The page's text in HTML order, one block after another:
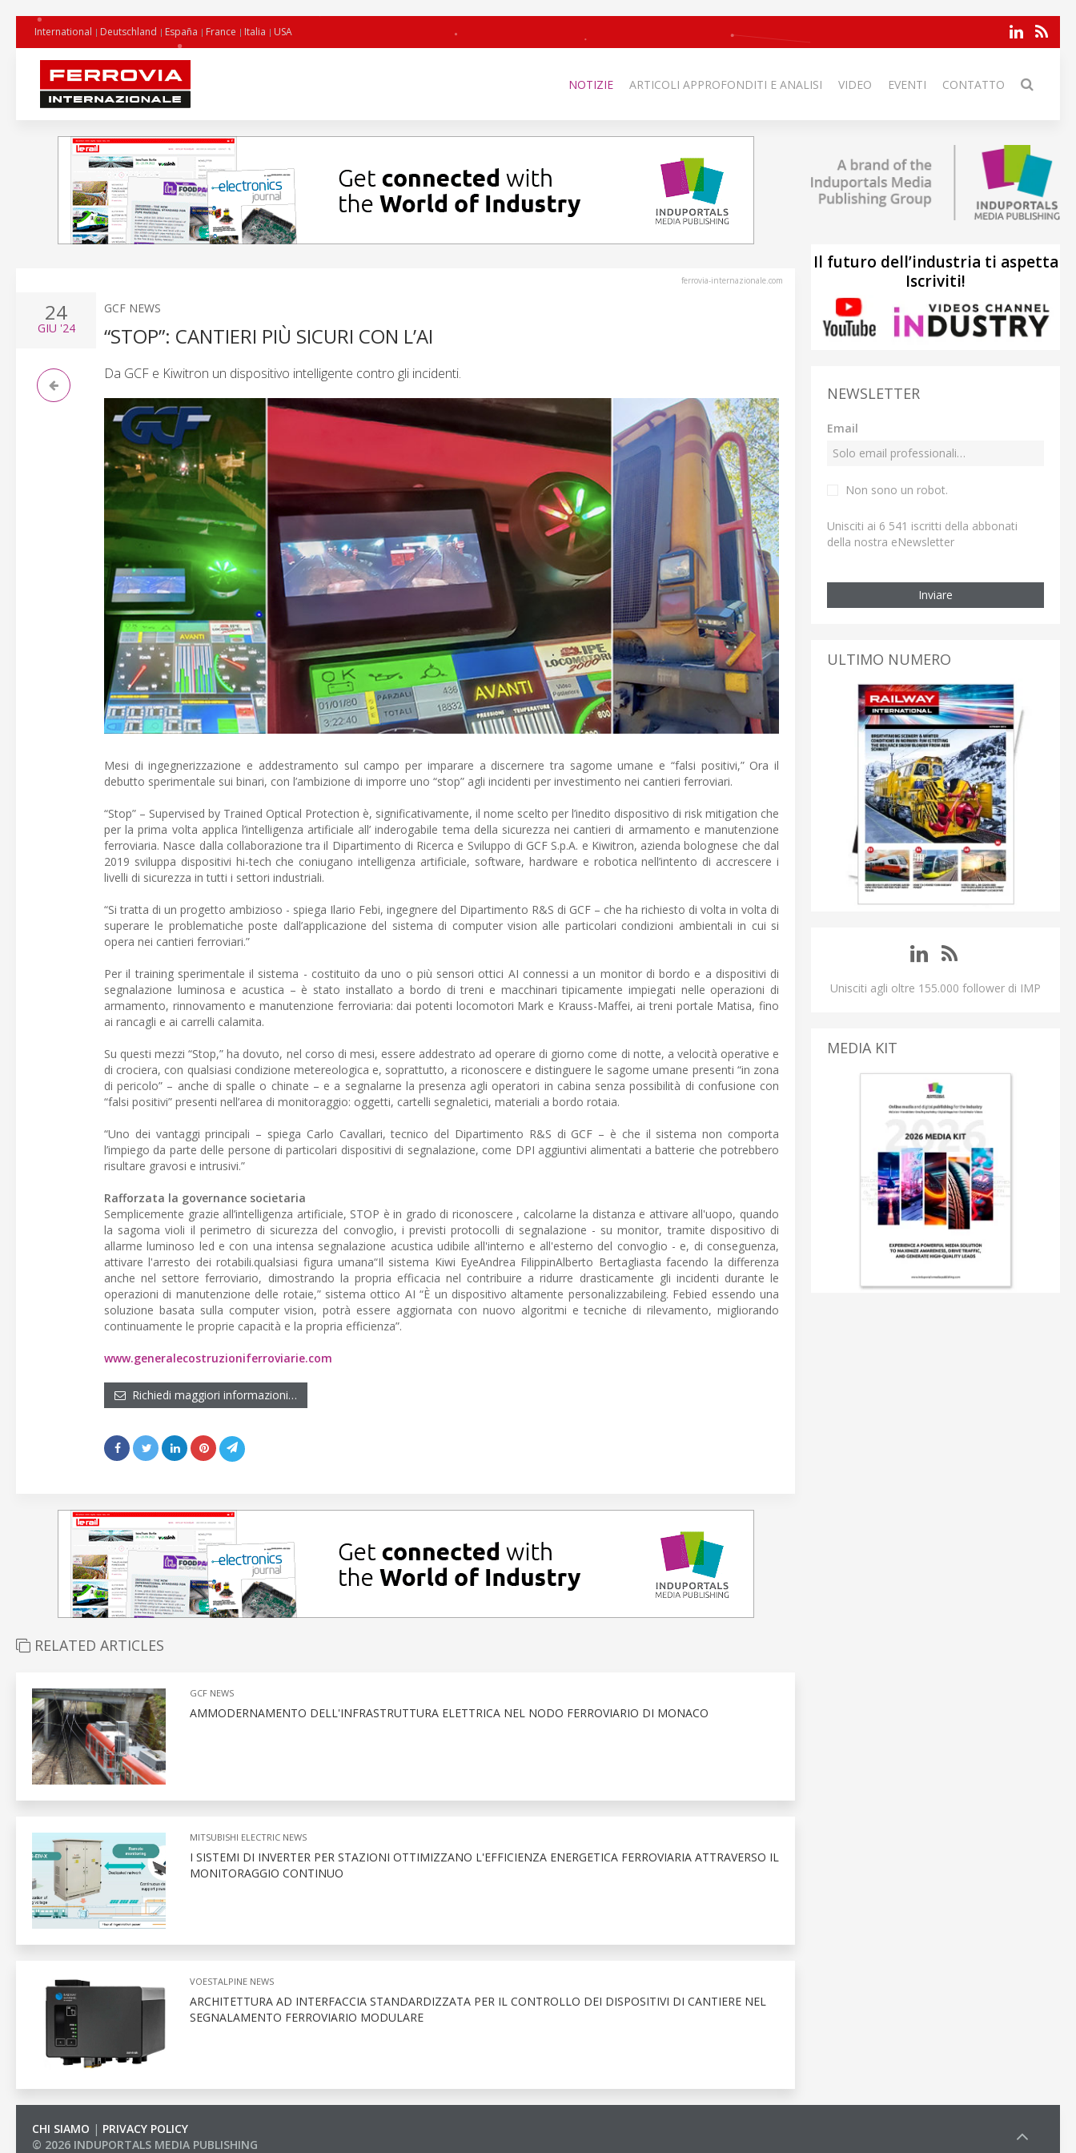
International Deutschland España France Italia USA
NOTIZIE ARTICOLI APPROFONDITI E ANALISI VIDEO EVENTI CONTATTO
ferrovia-internazionale.com
24
GIU '24
GCF NEWS
“STOP”: CANTIERI PIÙ SICURI CON L’AI
Da GCF e Kiwitron un dispositivo intelligente contro gli incidenti.
Mesi di ingegnerizzazione e addestramento sul campo per imparare a discernere tra sagome umane e “falsi positivi,” Ora il
debutto sperimentale sui binari, con l’ambizione di imporre uno “stop” agli incidenti per investimento nei cantieri ferroviari.
“Stop” – Supervised by Trained Optical Protection è, significativamente, il nome scelto per l’inedito dispositivo di risk mitigation che
per la prima volta applica l’intelligenza artificiale all’ inderogabile tema della sicurezza nei cantieri di armamento e manutenzione
ferroviaria. Nasce dalla collaborazione tra il Dipartimento di Ricerca e Sviluppo di GCF S.p.A. e Kiwitron, azienda bolognese che dal
2019 sviluppa dispositivi hi-tech che coniugano intelligenza artificiale, software, hardware e robotica nell’intento di accrescere i
livelli di sicurezza in tutti i settori industriali.
“Si tratta di un progetto ambizioso - spiega Ilario Febi, ingegnere del Dipartimento R&S di GCF – che ha richiesto di volta in volta di
superare le problematiche poste dall’applicazione del sistema di computer vision alle particolari condizioni ambientali in cui si
opera nei cantieri ferroviari.”
Per il training sperimentale il sistema - costituito da uno o più sensori ottici AI connessi a un monitor di bordo e a dispositivi di
segnalazione luminosa e acustica – è stato installato a bordo di treni e macchinari tipicamente impiegati nelle operazioni di
armamento, rinnovamento e manutenzione ferroviaria: dai potenti locomotori Mark e Krauss-Maffei, ai treni portale Matisa, fino
ai rancagli e ai carrelli calamita.
Su questi mezzi “Stop,” ha dovuto, nel corso di mesi, essere addestrato ad operare di giorno come di notte, a velocità operative e
di crociera, con qualsiasi condizione metereologica e, soprattutto, a riconoscere e distinguere le sagome umane presenti “in zona
di pericolo” – anche di spalle o chinate – e a segnalarne la presenza agli operatori in cabina senza possibilità di confusione con
“falsi positivi” presenti nell’area di monitoraggio: oggetti, cartelli segnaletici, materiali a bordo rotaia.
“Uno dei vantaggi principali – spiega Carlo Cavallari, tecnico del Dipartimento R&S di GCF – è che il sistema non comporta
l’impiego da parte delle persone di particolari dispositivi di segnalazione, come DPI aggiuntivi alimentati a batterie che potrebbero
risultare gravosi e intrusivi.”
Rafforzata la governance societaria
Semplicemente grazie all’intelligenza artificiale, STOP è in grado di riconoscere , calcolarne la distanza e attivare all'uopo, quando
la sagoma violi il perimetro di sicurezza del convoglio, i previsti protocolli di segnalazione - su monitor, tramite dispositivo di
allarme luminoso led e con una intensa segnalazione acustica udibile all'interno e all'esterno del convoglio - e, di conseguenza,
attivare l'arresto dei rotabili.qualsiasi figura umana“Il sistema Kiwi EyeAndrea FilippinAlberto Bertagliasta facendo la differenza
anche nel settore ferroviario, dimostrando la propria efficacia nel contribuire a ridurre drasticamente gli incidenti durante le
operazioni di manutenzione delle rotaie,” sistema ottico AI “È un dispositivo altamente personalizzabileing. Febied essendo una
soluzione basata sulla computer vision, potrà essere aggiornata con nuovo algoritmi e tecniche di rilevamento, migliorando
continuamente le proprie capacità e la propria efficienza”.
www.generalecostruzioniferroviarie.com
Richiedi maggiori informazioni…
RELATED ARTICLES
GCF NEWS
AMMODERNAMENTO DELL'INFRASTRUTTURA ELETTRICA NEL NODO FERROVIARIO DI MONACO
MITSUBISHI ELECTRIC NEWS
I SISTEMI DI INVERTER PER STAZIONI OTTIMIZZANO L'EFFICIENZA ENERGETICA FERROVIARIA ATTRAVERSO IL
MONITORAGGIO CONTINUO
VOESTALPINE NEWS
ARCHITETTURA AD INTERFACCIA STANDARDIZZATA PER IL CONTROLLO DEI DISPOSITIVI DI CANTIERE NEL
SEGNALAMENTO FERROVIARIO MODULARE
Il futuro dell’industria ti aspetta
Iscriviti!
NEWSLETTER
Email
Non sono un robot.
Unisciti ai 6 541 iscritti della abbonati
della nostra eNewsletter
Inviare
ULTIMO NUMERO
Unisciti agli oltre 155.000 follower di IMP
MEDIA KIT
CHI SIAMO | PRIVACY POLICY
© 2026 INDUPORTALS MEDIA PUBLISHING